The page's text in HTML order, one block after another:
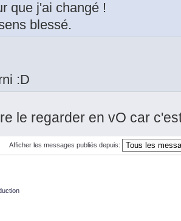
que j'ai changé !
blessé.
:D
le regarder en vO car
Afficher les messages publiés depuis: